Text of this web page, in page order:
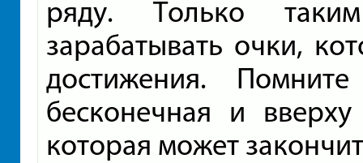
ряду. Только
зарабатывать очки,
достижения.
бесконечная и
которая может